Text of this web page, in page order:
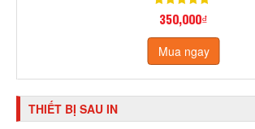
350,000₫
Mua ngay
THIẾT BỊ SAU IN